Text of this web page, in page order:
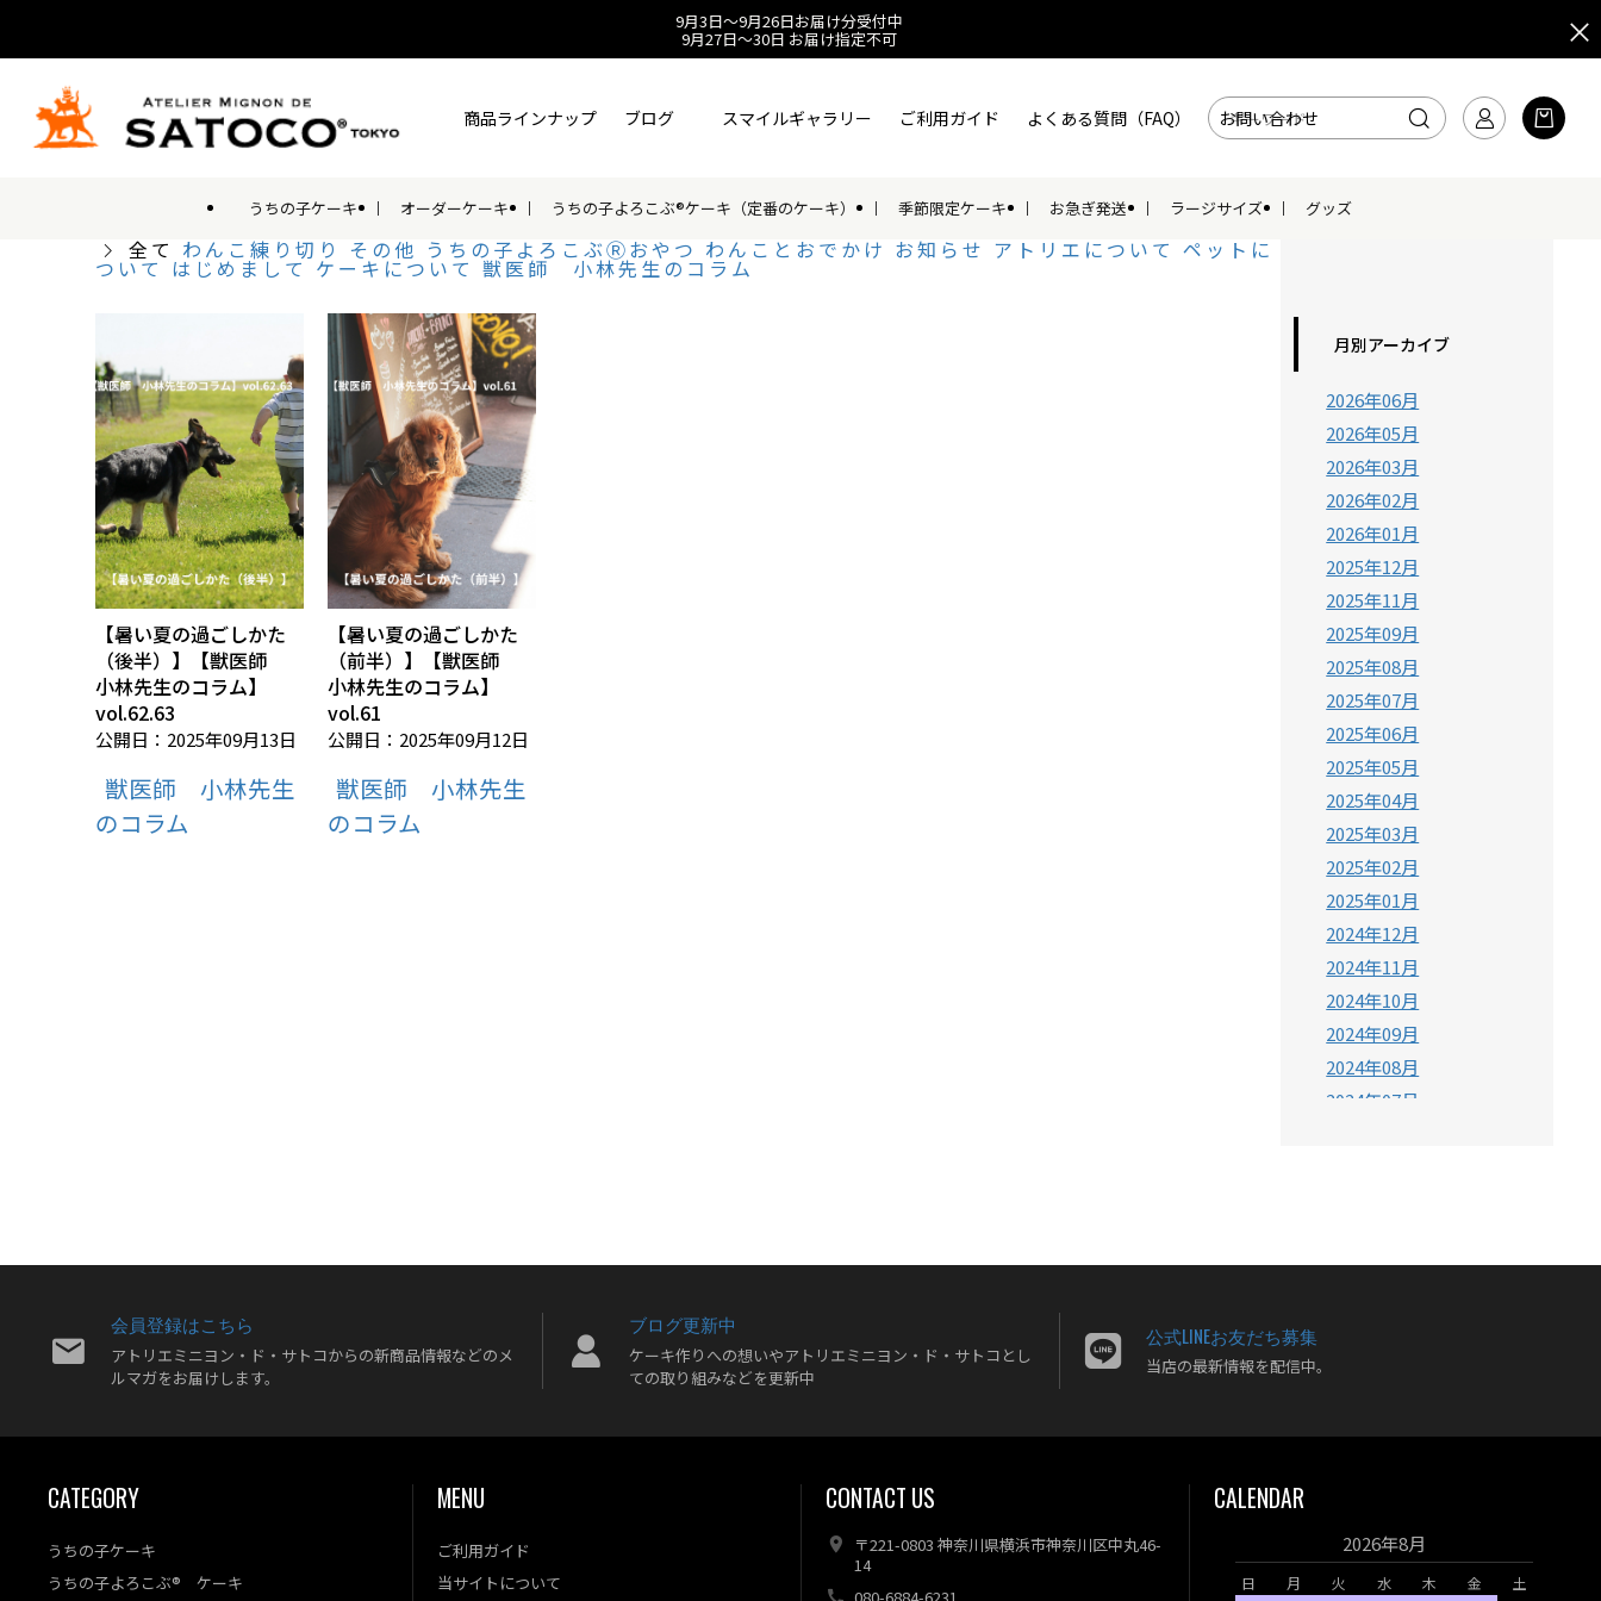
9月3日～9月26日お届け分受付中
9月27日～30日 お届け指定不可
商品ラインナップ ブログ スマイルギャラリー ご利用ガイド よくある質問（FAQ） お問い合わせ
うちの子ケーキ オーダーケーキ うちの子よろこぶ®ケーキ（定番のケーキ） 季節限定ケーキ お急ぎ発送 ラージサイズ グッズ
全て わんこ練り切り その他 うちの子よろこぶⓇおやつ わんことおでかけ お知らせ アトリエについて ペットに
ついて はじめましてケーキについて獣医師 小林先生のコラム
【暑い夏の過ごしかた
（後半）】【獣医師
小林先生のコラム】
vol.62.63
公開日：2025年09月13日
獣医師 小林先生
のコラム
【暑い夏の過ごしかた
（前半）】【獣医師
小林先生のコラム】
vol.61
公開日：2025年09月12日
獣医師 小林先生
のコラム
月別アーカイブ
2026年06月
2026年05月
2026年03月
2026年02月
2026年01月
2025年12月
2025年11月
2025年09月
2025年08月
2025年07月
2025年06月
2025年05月
2025年04月
2025年03月
2025年02月
2025年01月
2024年12月
2024年11月
2024年10月
2024年09月
2024年08月
2024年07月
2024年02月
2023年09月
2023年06月
2023年05月
会員登録はこちら
アトリエミニヨン・ド・サトコからの新商品情報などのメ
ルマガをお届けします。
ブログ更新中
ケーキ作りへの想いやアトリエミニヨン・ド・サトコとし
ての取り組みなどを更新中
公式LINEお友だち募集
当店の最新情報を配信中。
CATEGORY
うちの子ケーキ
うちの子よろこぶ® ケーキ
MENU
ご利用ガイド
当サイトについて
CONTACT US
〒221-0803 神奈川県横浜市神奈川区中丸46-
14
CALENDAR
2026年8月
日 月 火 水 木 金
土